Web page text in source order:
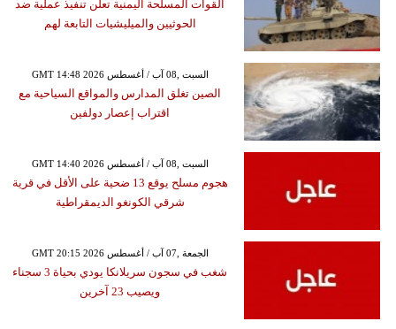
القوات المسلحة اليمنية تعلن تنفيذ عملية ضد
الحوثيين والميليشيات التابعة لهم
GMT 14:48 2026 السبت ,08 آب / أغسطس
الصين تغلق المدارس والمواقع السياحية مع
اقتراب إعصار دولفين
GMT 14:40 2026 السبت ,08 آب / أغسطس
هجوم مسلح يوقع 13 ضحية على الأقل في قرية
شرقي الكونغو الديمقراطية
GMT 20:15 2026 الجمعة ,07 آب / أغسطس
شغب في سجون سريلانكا يودي بحياة 3 سجناء
ويصيب 23 آخرين